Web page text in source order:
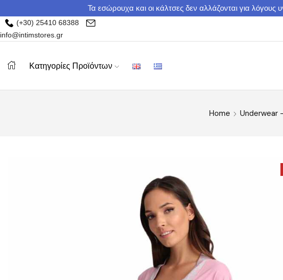
Τα εσώρουχα και οι κάλτσες δεν αλλάζονται για λόγους
(+30) 25410 68388
info@intimstores.gr
Κατηγορίες Προϊόντων
Home Underwear